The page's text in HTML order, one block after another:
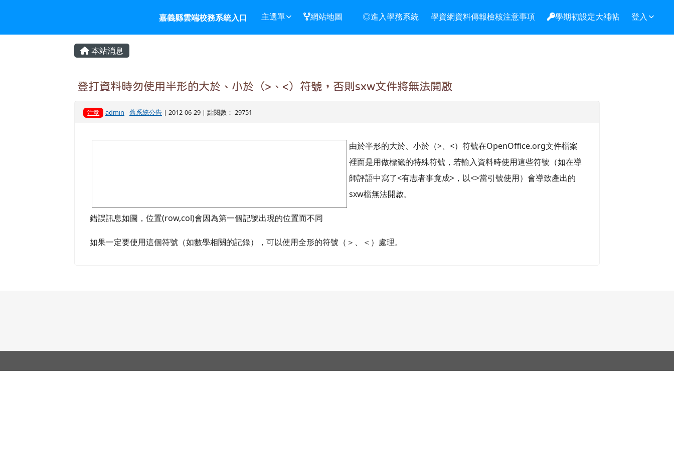
嘉義縣雲端校務系統入口
嘉義縣雲端校務系統入口 主選單 網站地圖 ◎進入學務系統 學資網資料傳報檢核注意事項 學期初設定大補帖 登入
主內容區域
本站消息
登打資料時勿使用半形的大於、小於（>、<）符號，否則sxw文件將無法開啟
注意 admin -舊系統公告 | 2012-06-29 | 點閱數： 29751
由於半形的大於、小於（>、<）符號在OpenOffice.org文件檔案
裡面是用做標籤的特殊符號，若輸入資料時使用這些符號（如在導
師評語中寫了<有志者事竟成>，以<>當引號使用）會導致產出的
sxw檔無法開啟。
錯誤訊息如圖，位置(row,col)會因為第一個記號出現的位置而不同
如果一定要使用這個符號（如數學相關的記錄），可以使用全形的符號（＞、＜）處理。